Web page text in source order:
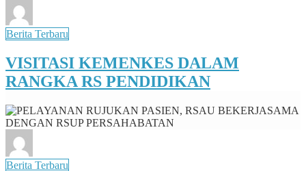
Berita Terbaru
VISITASI KEMENKES DALAM
RANGKA RS PENDIDIKAN
Berita Terbaru